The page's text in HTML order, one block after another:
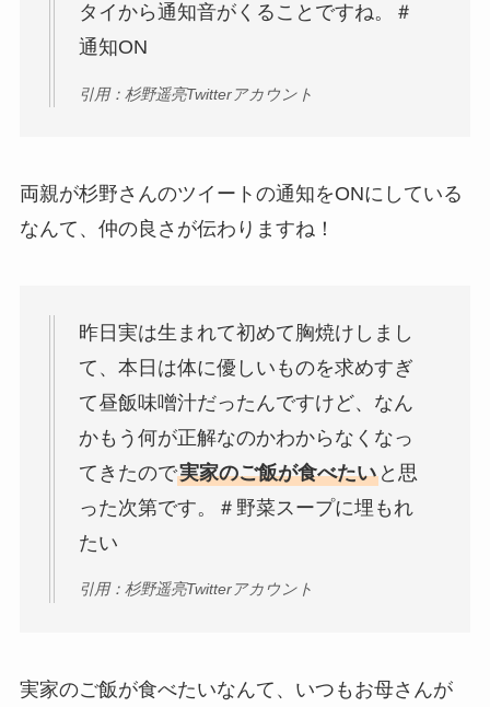
タイから通知音がくることですね。＃
通知ON
引用：杉野遥亮Twitterアカウント
両親が杉野さんのツイートの通知をONにしている
なんて、仲の良さが伝わりますね！
昨日実は生まれて初めて胸焼けしまし
て、本日は体に優しいものを求めすぎ
て昼飯味噌汁だったんですけど、なん
かもう何が正解なのかわからなくなっ
てきたので実家のご飯が食べたいと思
った次第です。＃野菜スープに埋もれ
たい
引用：杉野遥亮Twitterアカウント
実家のご飯が食べたいなんて、いつもお母さんが